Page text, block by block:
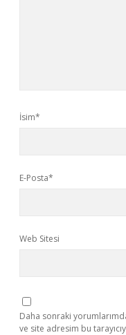
İsim*
E-Posta*
Web Sitesi
Daha sonraki
ve site adresim bu